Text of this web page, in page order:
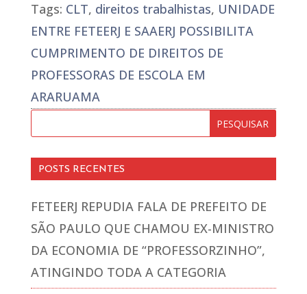
Tags: CLT, direitos trabalhistas, UNIDADE
ENTRE FETEERJ E SAAERJ POSSIBILITA
CUMPRIMENTO DE DIREITOS DE
PROFESSORAS DE ESCOLA EM
ARARUAMA
POSTS RECENTES
FETEERJ REPUDIA FALA DE PREFEITO DE
SÃO PAULO QUE CHAMOU EX-MINISTRO
DA ECONOMIA DE “PROFESSORZINHO”,
ATINGINDO TODA A CATEGORIA